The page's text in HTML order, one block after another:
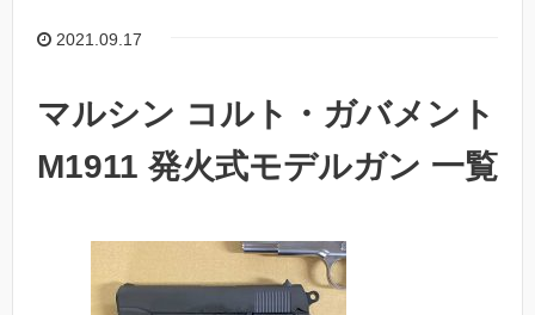
2021.09.17
マルシン コルト・ガバメント
M1911 発火式モデルガン 一覧